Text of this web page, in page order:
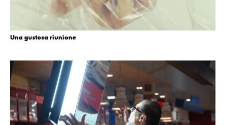
Una gustosa riunione